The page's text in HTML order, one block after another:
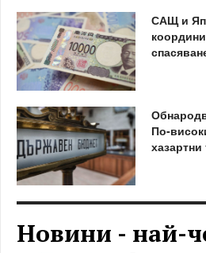
САЩ и
По-
Новини - най-